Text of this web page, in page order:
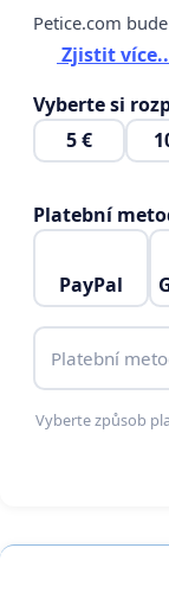
Petice.com
Zjistit
Vyberte si
5 €
Platební
PayPal
Platební
Vyberte způsob